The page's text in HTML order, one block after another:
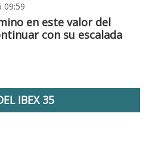
09:59
en este valor del
con su escalada
IBEX 35